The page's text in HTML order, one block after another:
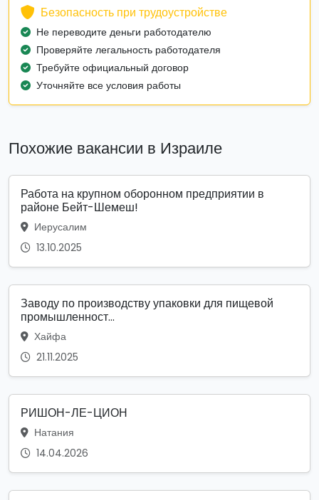
Безопасность при трудоустройстве
Не переводите деньги работодателю
Проверяйте легальность работодателя
Требуйте официальный договор
Уточняйте все условия работы
Похожие вакансии в Израиле
Работа на крупном оборонном предприятии в
районе Бейт-Шемеш!
Иерусалим
13.10.2025
Заводу по производству упаковки для пищевой
промышленност...
Хайфа
21.11.2025
РИШОН-ЛЕ-ЦИОН
Натания
14.04.2026